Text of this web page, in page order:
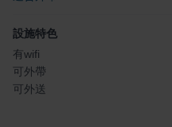
設施特色
有wifi
可外帶
可外送